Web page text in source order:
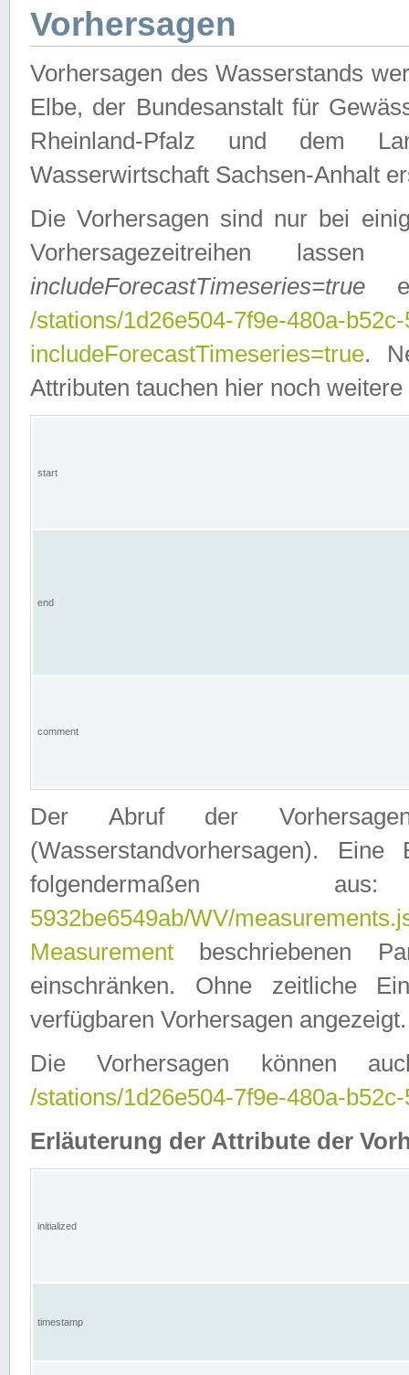
Vorhersagen
Vorhersagen des Wasserstands
Elbe, der Bundesanstalt für
Rheinland-Pfalz und dem
Wasserwirtschaft Sachsen-Anhalt
Die Vorhersagen sind nur bei
Vorhersagezeitreihen
includeForecastTimeseries=true
/stations/1d26e504-7f9e-480a-
includeForecastTimeseries=true.
Attributen tauchen hier noch weitere
start
end
comment
Der Abruf der
(Wasserstandvorhersagen).
folgendermaßen
5932be6549ab/WV/
Measurement beschriebenen
einschränken. Ohne zeitliche
verfügbaren Vorhersagen angezeigt.
Die Vorhersagen können
/stations/1d26e504-7f9e-480a-
Erläuterung der Attribute der
initialized
timestamp